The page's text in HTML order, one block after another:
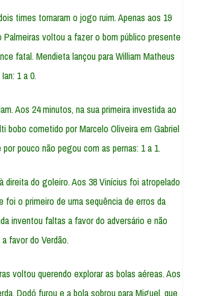
times tornaram o jogo ruim. Apenas aos 19
voltou a fazer o bom público presente
fatal. Mendieta lançou para William Matheus
1 a 0.
Aos 24 minutos, na sua primeira investida ao
bobo cometido por Marcelo Oliveira em Gabriel
pouco não pegou com as pernas: 1 a 1.
do goleiro. Aos 38 Vinícius foi atropelado
foi o primeiro de uma sequência de erros da
inventou faltas a favor do adversário e não
favor do Verdão.
voltou querendo explorar as bolas aéreas. Aos
Dodó furou e a bola sobrou para Miguel, que